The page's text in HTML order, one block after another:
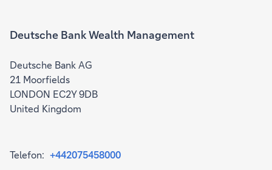
Deutsche Bank Wealth Management
Deutsche Bank AG
21 Moorfields
LONDON EC2Y 9DB
United Kingdom
Telefon: +442075458000